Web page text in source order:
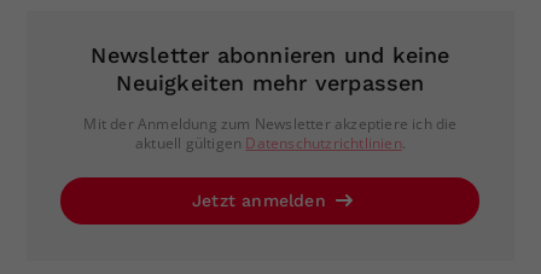
Newsletter abonnieren und keine
Neuigkeiten mehr verpassen
Mit der Anmeldung zum Newsletter akzeptiere ich die
aktuell gültigen Datenschutzrichtlinien.
Jetzt anmelden